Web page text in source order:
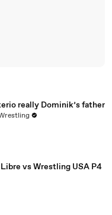
really Dominik’s father
vs Wrestling USA P4